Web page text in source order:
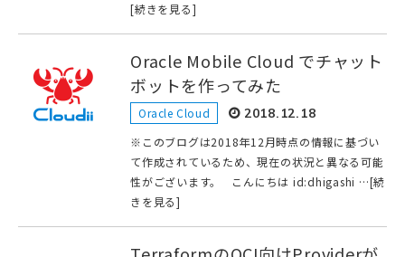
[続きを見る]
Oracle Mobile Cloud でチャット
ボットを作ってみた
Oracle Cloud 2018.12.18
※このブログは2018年12月時点の情報に基づい
て作成されているため、現在の状況と異なる可能
性がございます。 こんにちは id:dhigashi …[続
きを見る]